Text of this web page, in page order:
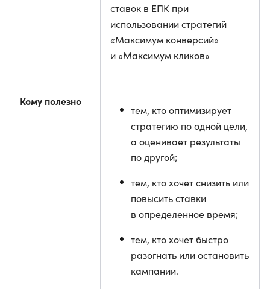
ставок в ЕПК при
использовании стратегий
«Максимум конверсий»
и «Максимум кликов»
Кому полезно
тем, кто оптимизирует
стратегию по одной цели,
а оценивает результаты
по другой;
тем, кто хочет снизить или
повысить ставки
в определенное время;
тем, кто хочет быстро
разогнать или остановить
кампании.